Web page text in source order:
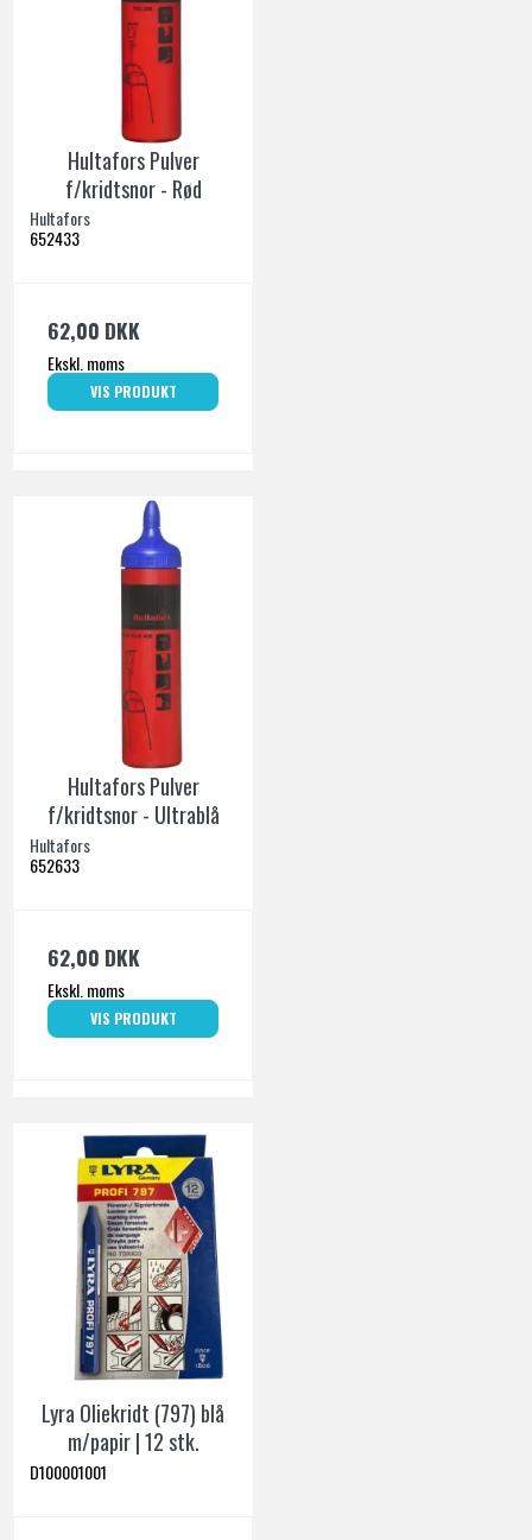
Hultafors Pulver
f/kridtsnor - Rød
Hultafors
652433
62,00 DKK
Ekskl. moms
VIS PRODUKT
Hultafors Pulver
f/kridtsnor - Ultrablå
Hultafors
652633
62,00 DKK
Ekskl. moms
VIS PRODUKT
Lyra Oliekridt (797) blå
m/papir | 12 stk.
D100001001